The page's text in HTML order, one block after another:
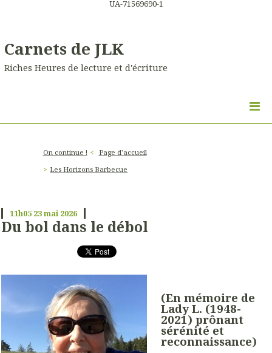
UA-71569690-1
Carnets de JLK
Riches Heures de lecture et d'écriture
On continue !
Page d'accueil
Les Horizons Barbecue
11h05 23mai 2026
Du bol dans le débol
(En mémoire de
Lady L. (1948-
2021) prônant
sérénité et
reconnaissance)